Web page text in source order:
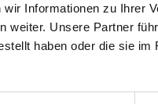
Informationen zu Ihrer
weiter. Unsere Partner
haben oder die sie im